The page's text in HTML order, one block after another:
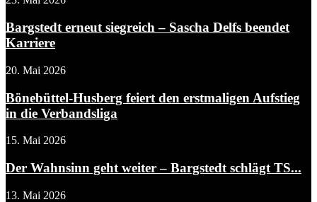
Bargstedt erneut siegreich – Sascha Delfs beendet
Karriere
20. Mai 2026
Bönebüttel-Husberg feiert den erstmaligen Aufstieg
in die Verbandsliga
15. Mai 2026
Der Wahnsinn geht weiter – Bargstedt schlägt TS...
13. Mai 2026